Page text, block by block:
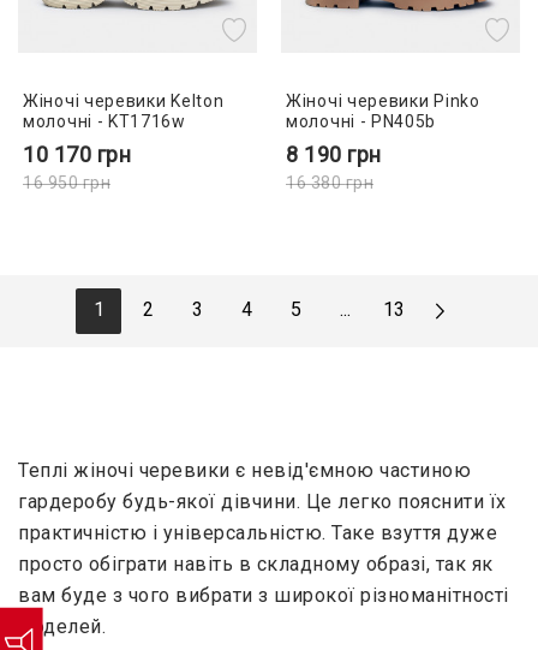
Жіночі черевики Kelton
молочні - KT1716w
10 170 грн
16 950грн
Жіночі черевики Pinko
молочні - PN405b
8 190 грн
16 380грн
1 2 3 4 5 ... 13
Теплі жіночі черевики є невід'ємною частиною
гардеробу будь-якої дівчини. Це легко пояснити їх
практичністю і універсальністю. Таке взуття дуже
просто обіграти навіть в складному образі, так як
вам буде з чого вибрати з широкої різноманітності
моделей.